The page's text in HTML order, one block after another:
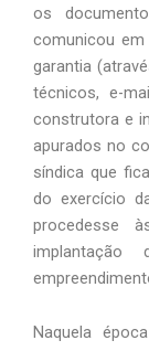
os
comunicou
garantia
técnicos, e-
construtora e
apurados no
síndica que
do exercício
procedesse
implantação
Naquela